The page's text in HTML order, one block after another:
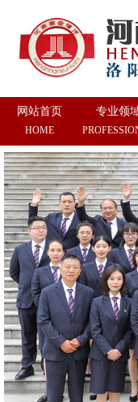
网站首页
HOME
专业领